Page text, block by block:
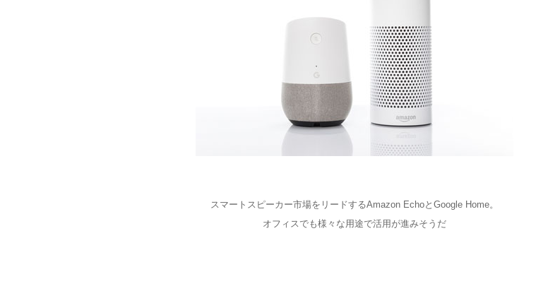
スマートスピーカー市場をリードするAmazon EchoとGoogle Home。
オフィスでも様々な用途で活用が進みそうだ